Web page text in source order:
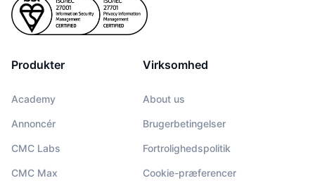
Produkter
Academy
Annoncér
CMC Labs
CMC Max
Virksomhed
About us
Brugerbetingelser
Fortrolighedspolitik
Cookie-præferencer